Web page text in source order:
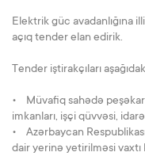
Elektrik güc avadanlığına
açıq tender elan edirik.
Tender iştirakçıları
• Müvafiq sahədə
imkanları, işçi qüvvəsi,
• Azərbaycan
dair yerinə yetirilməsi